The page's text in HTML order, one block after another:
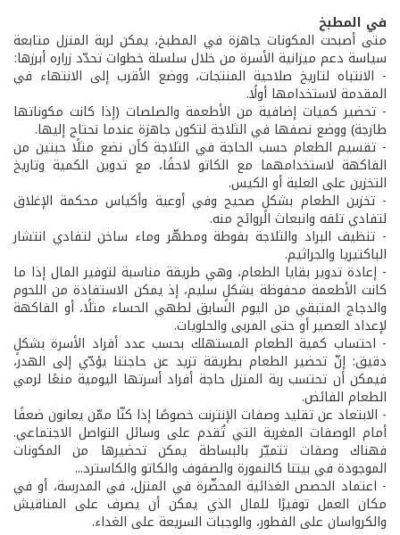
في المطبخ
متى أصبحت المكونات جاهزة في المطبخ، يمكن لربة المنزل متابعة
سياسة دعم ميزانية الأسرة من خلال سلسلة خطوات تحدّد زراره أبرزها:
- الانتباه لتاريخ صلاحية المنتجات، ووضع الأقرب إلى الانتهاء في
المقدمة لاستخدامها أولًا.
- تحضير كميات إضافية من الأطعمة والصلصات (إذا كانت مكوناتها
طازجة) ووضع نصفها في الثلاجة لتكون جاهزة عندما نحتاج إليها.
- تقسيم الطعام حسب الحاجة في الثلاجة كأن نضع مثلًا حبتين من
الفاكهة لاستخدامهما مع الكاتو لاحقًا، مع تدوين الكمية وتاريخ
التخزين على العلبة أو الكيس.
- تخزين الطعام بشكلٍ صحيح وفي أوعية وأكياس محكمة الإغلاق
لتفادي تلفه وانبعاث الروائح منه.
- تنظيف البراد والثلاجة بفوطة ومطهّر وماء ساخن لتفادي انتشار
الباكتيريا والجراثيم.
- إعادة تدوير بقايا الطعام، وهي طريقة مناسبة لتوفير المال إذا ما
كانت الأطعمة محفوظة بشكلٍ سليم، إذ يمكن الاستفادة من اللحوم
والدجاج المتبقي من اليوم السابق لطهي الحساء مثلًا، أو الفاكهة
لإعداد العصير أو حتى المربى والحلويات.
- احتساب كمية الطعام المستهلك بحسب عدد أفراد الأسرة بشكلٍ
دقيق: إنّ تحضير الطعام بطريقة تزيد عن حاجتنا يؤدّي إلى الهدر،
فيمكن أن تحتسب ربة المنزل حاجة أفراد أسرتها اليومية منعًا لرمي
الطعام الفائض.
- الابتعاد عن تقليد وصفات الإنترنت خصوصًا إذا كنّا ممّن يعانون ضعفًا
أمام الوصفات المغرية التي تُقدم على وسائل التواصل الاجتماعي.
فهناك وصفات تتميّز بالبساطة يمكن تحضيرها من المكونات
الموجودة في بيتنا كالنمورة والصفوف والكاتو والكاسترد...
- اعتماد الحصص الغذائية المحضّرة في المنزل، في المدرسة، أو في
مكان العمل توفيرًا للمال الذي يمكن أن يصرف على المناقيش
والكرواسان على الفطور، والوجبات السريعة على الغداء.